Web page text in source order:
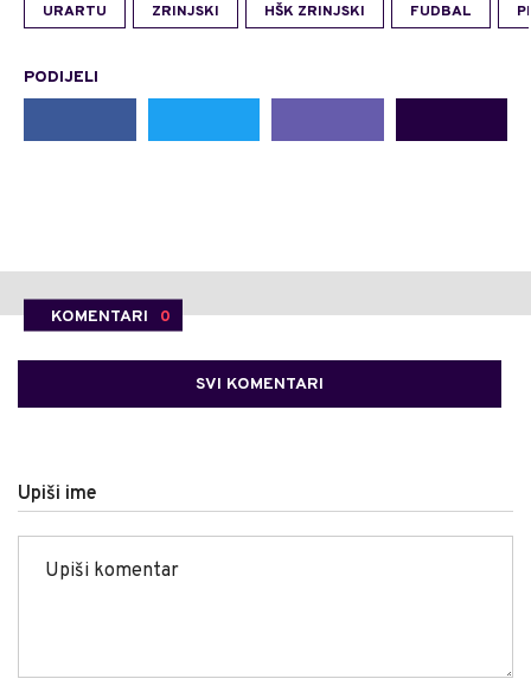
URARTU ZRINJSKI HŠK ZRINJSKI FUDBAL
PODIJELI
KOMENTARI 0
SVI KOMENTARI
Upiši ime